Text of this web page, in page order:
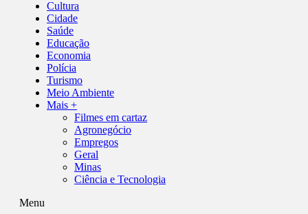
Cultura
Cidade
Saúde
Educação
Economia
Polícia
Turismo
Meio Ambiente
Mais +
Filmes em cartaz
Agronegócio
Empregos
Geral
Minas
Ciência e Tecnologia
Menu